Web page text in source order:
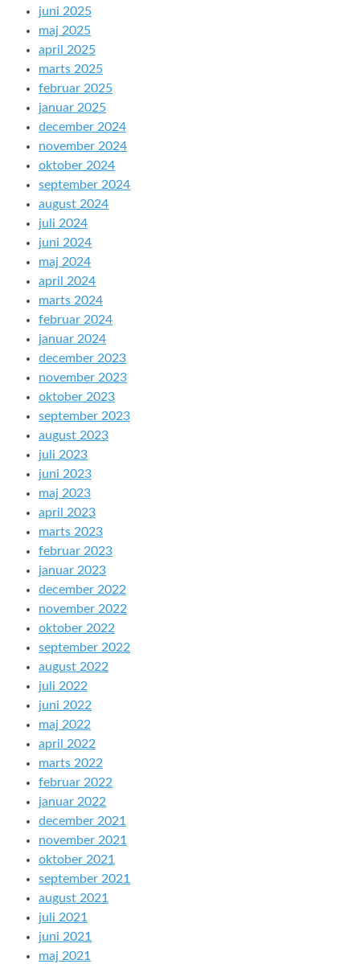
juni 2025
maj 2025
april 2025
marts 2025
februar 2025
januar 2025
december 2024
november 2024
oktober 2024
september 2024
august 2024
juli 2024
juni 2024
maj 2024
april 2024
marts 2024
februar 2024
januar 2024
december 2023
november 2023
oktober 2023
september 2023
august 2023
juli 2023
juni 2023
maj 2023
april 2023
marts 2023
februar 2023
januar 2023
december 2022
november 2022
oktober 2022
september 2022
august 2022
juli 2022
juni 2022
maj 2022
april 2022
marts 2022
februar 2022
januar 2022
december 2021
november 2021
oktober 2021
september 2021
august 2021
juli 2021
juni 2021
maj 2021